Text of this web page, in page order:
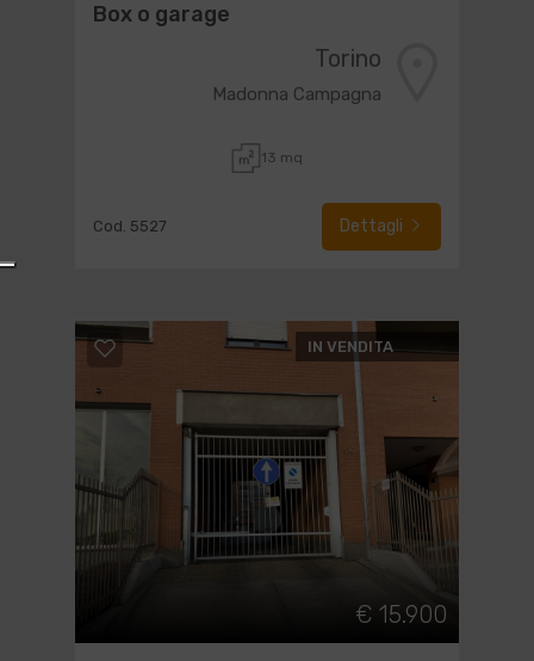
Box o garage
Torino
Madonna Campagna
13 mq
Cod. 5527 Dettagli
IN VENDITA
€ 15.900